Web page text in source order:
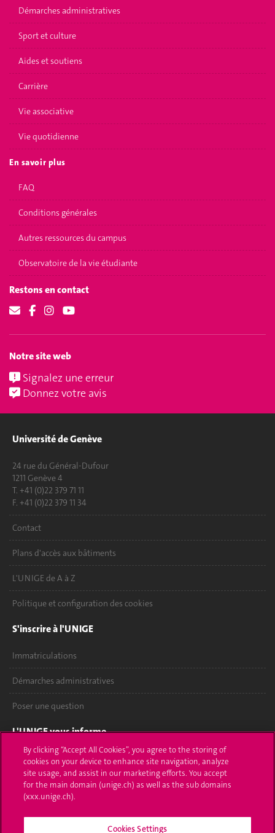
Démarches administratives
Sport et culture
Aides et soutiens
Carrière
Vie associative
Vie quotidienne
En savoir plus
FAQ
Conditions générales
Autres ressources du campus
Observatoire de la vie étudiante
Restons en contact
Notre site web
Signalez une erreur
Donnez votre avis
Université de Genève
24 rue du Général-Dufour
1211 Genève 4
T. +41 (0)22 379 71 11
F. +41 (0)22 379 11 34
Contact
Plans d'accès aux bâtiments
L'UNIGE de A à Z
Politique et configuration des cookies
S'inscrire à l'UNIGE
Immatriculations
Démarches administratives
Poser une question
L'UNIGE vous informe
UNIGE Mobile
Médias
By clicking “Accept All Cookies”, you agree to the storing of
cookies on your device to enhance site navigation, analyze
site usage, and assist in our marketing efforts. You accept
for the main domain (unige.ch) as well as the sub domains
(xxx.unige.ch).
Cookies Settings